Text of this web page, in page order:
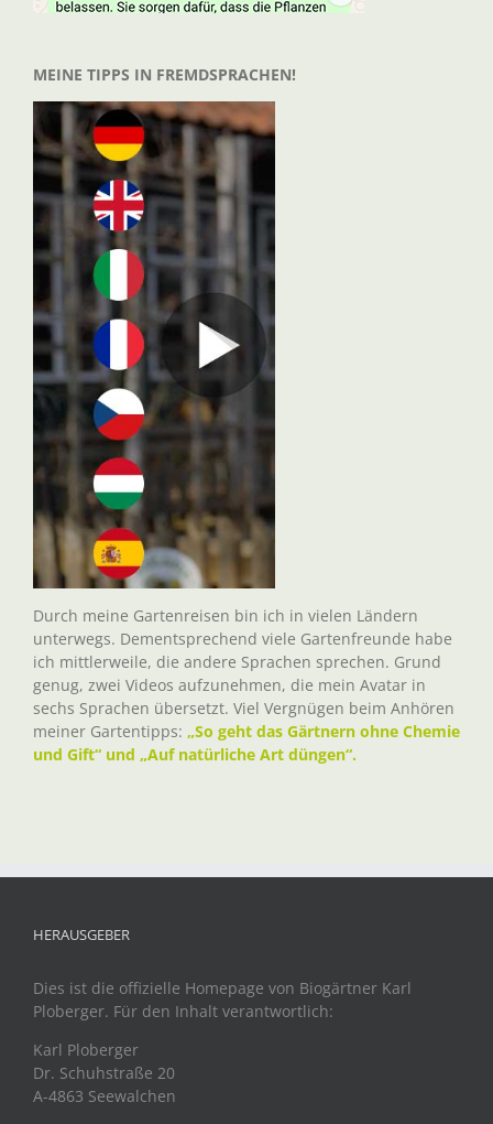
MEINE TIPPS IN FREMDSPRACHEN!
Durch meine Gartenreisen bin ich in vielen Ländern
unterwegs. Dementsprechend viele Gartenfreunde habe
ich mittlerweile, die andere Sprachen sprechen. Grund
genug, zwei Videos aufzunehmen, die mein Avatar in
sechs Sprachen übersetzt. Viel Vergnügen beim Anhören
meiner Gartentipps: „So geht das Gärtnern ohne Chemie
und Gift“ und „Auf natürliche Art düngen“.
HERAUSGEBER
Dies ist die offizielle Homepage von Biogärtner Karl
Ploberger. Für den Inhalt verantwortlich:
Karl Ploberger
Dr. Schuhstraße 20
A-4863 Seewalchen